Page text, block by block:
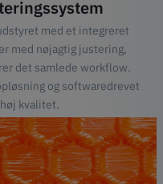
med et integreret
med nøjagtig justering,
det samlede workflow.
og softwaredrevet
kvalitet.